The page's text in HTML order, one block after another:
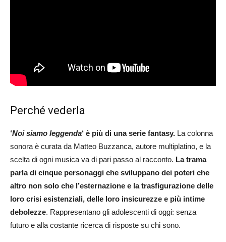
Perché vederla
‘Noi siamo leggenda‘ è più di una serie fantasy. La colonna
sonora è curata da Matteo Buzzanca, autore multiplatino, e la
scelta di ogni musica va di pari passo al racconto. La trama
parla di cinque personaggi che sviluppano dei poteri che
altro non solo che l’esternazione e la trasfigurazione delle
loro crisi esistenziali, delle loro insicurezze e più intime
debolezze. Rappresentano gli adolescenti di oggi: senza
futuro e alla costante ricerca di risposte su chi sono.